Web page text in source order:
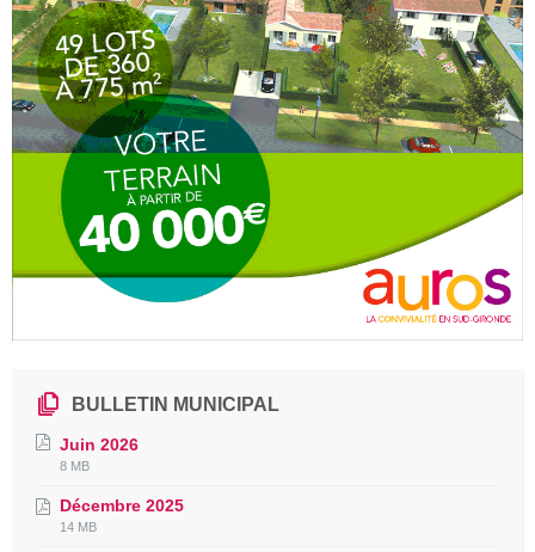
BULLETIN MUNICIPAL
Juin 2026
File
pdf
File
8 MB
Décembre 2025
File
File
14 MB